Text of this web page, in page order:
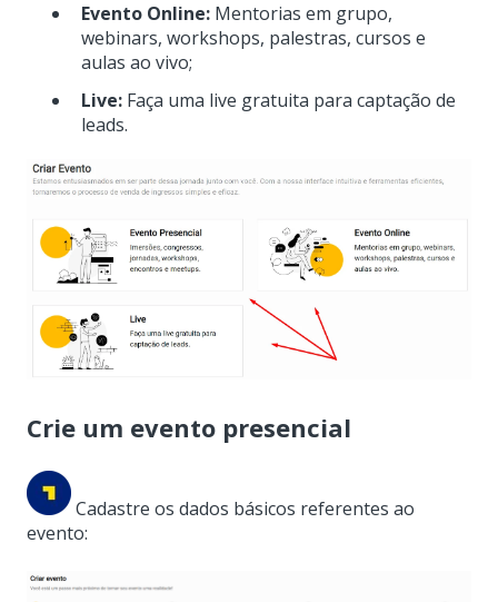
Evento Online: Mentorias em grupo,
webinars, workshops, palestras, cursos e
aulas ao vivo;
Live: Faça uma live gratuita para captação de
leads.
Crie um evento presencial
Cadastre os dados básicos referentes ao
evento: